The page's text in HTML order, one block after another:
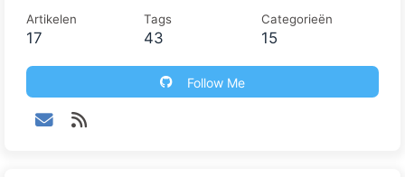
Artikelen
17
Tags
43
Categorieën
15
Follow Me